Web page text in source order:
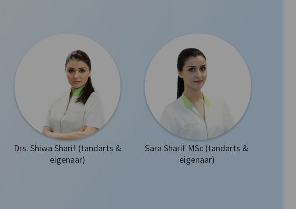
Drs. Shiwa Sharif (tandarts &
eigenaar)
Sara Sharif MSc (tandarts &
eigenaar)